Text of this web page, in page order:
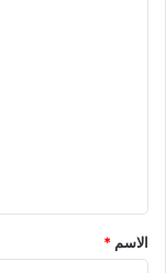
*
الاسم *